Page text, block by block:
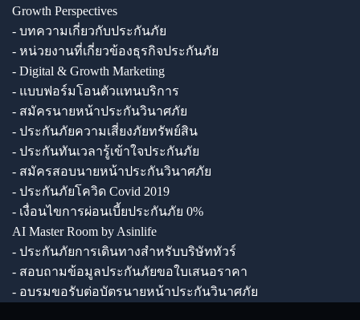
Growth Perspectives
- บทความเกี่ยวกับประกันภัย
- หน่วยงานที่เกี่ยวข้องธุรกิจประกันภัย
- Digital & Growth Marketing
- แบบฟอร์มโอนตัวแทนบริการ
- สมัครนายหน้าประกันวินาศภัย
- ประกันภัยความเสี่ยงภัยทรัพย์สิน
- ประกันทันเวลารู้เข้าใจประกันภัย
- สมัครสอบนายหน้าประกันวินาศภัย
- ประกันภัยโควิด Covid 2019
- เงื่อนไขการผ่อนเบี้ยประกันภัย 0%
AI Master Room by Asinlife
- ประกันภัยการเดินทางสำหรับบริษัททัวร์
- สอบถามข้อมูลประกันภัยขอใบเสนอราคา
- อบรมขอรับต่อบัตรนายหน้าประกันวินาศภัย